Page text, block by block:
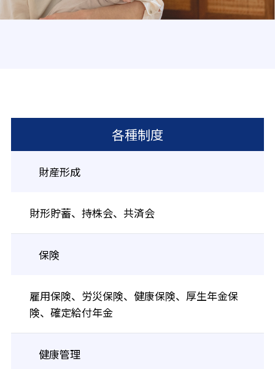
各種制度
財産形成
財形貯蓄、持株会、共済会
保険
雇用保険、労災保険、健康保険、厚生年金保
険、確定給付年金
健康管理